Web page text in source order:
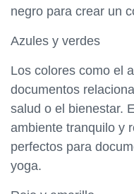
negro para crear un
Azules y verdes
Los colores como el
documentos
salud o el bienestar.
ambiente tranquilo y
perfectos para
yoga.